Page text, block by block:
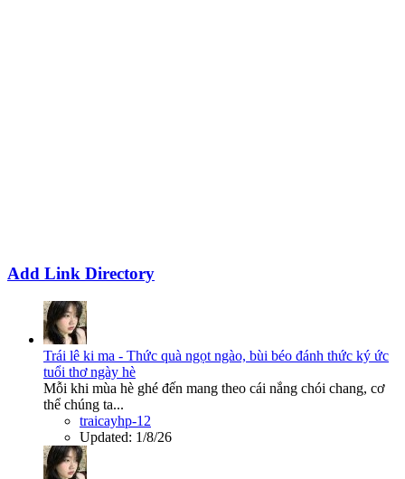
Add Link Directory
Trái lê ki ma - Thức quà ngọt ngào, bùi béo đánh thức ký ức
tuổi thơ ngày hè
Mỗi khi mùa hè ghé đến mang theo cái nắng chói chang, cơ
thể chúng ta...
traicayhp-12
Updated: 1/8/26